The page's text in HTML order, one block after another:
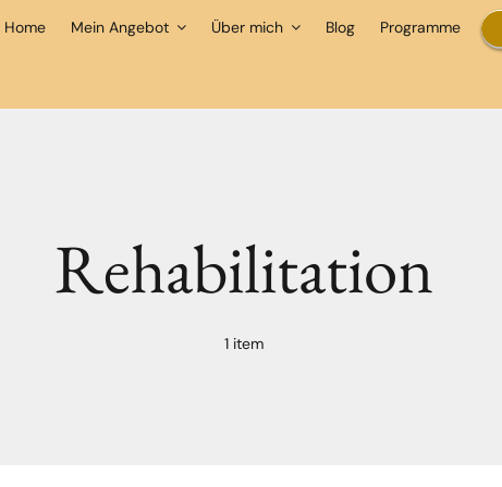
Home Mein Angebot Über mich Blog Programme
Rehabilitation
1 item